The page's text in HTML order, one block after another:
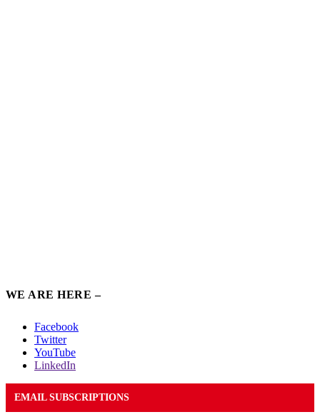
WE ARE HERE –
Facebook
Twitter
YouTube
LinkedIn
EMAIL SUBSCRIPTIONS